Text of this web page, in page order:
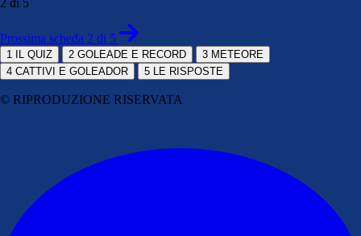
Prossima scheda 2 di 5
1 IL QUIZ 2 GOLEADE E RECORD 3 METEORE
4 CATTIVI E GOLEADOR 5 LE RISPOSTE
© RIPRODUZIONE RISERVATA